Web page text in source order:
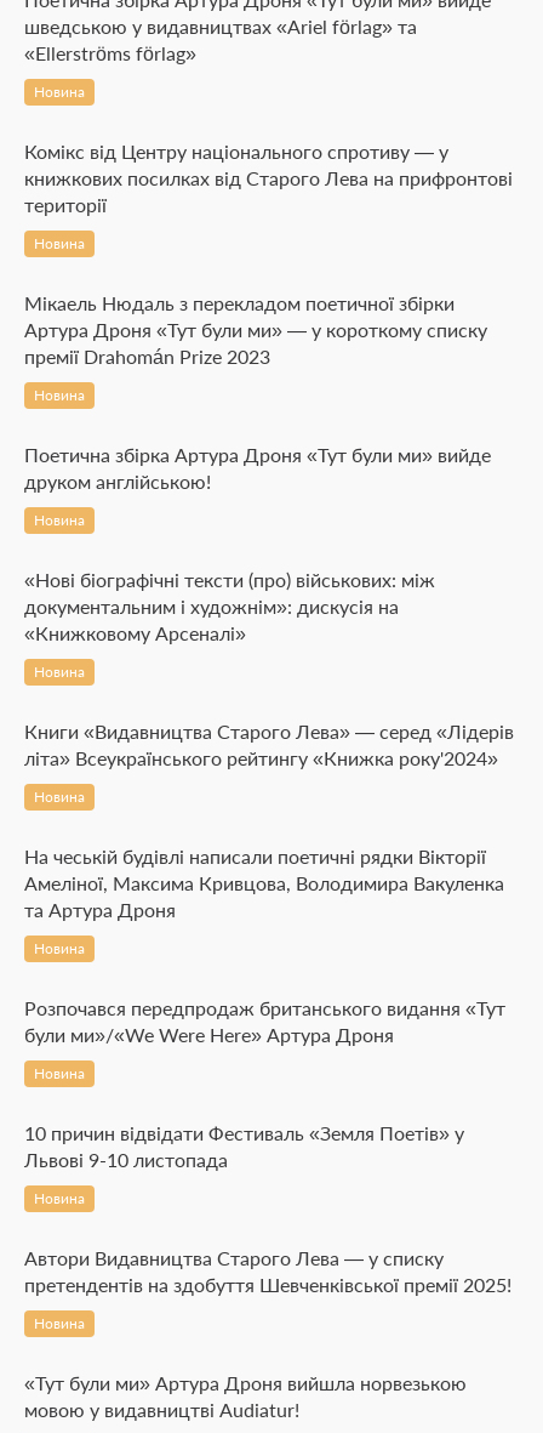
шведською у видавництвах «Ariel förlag» та
«Ellerströms förlag»
Новина
Комікс від Центру національного спротиву — у
книжкових посилках від Старого Лева на прифронтові
території
Новина
Мікаель Нюдаль з перекладом поетичної збірки
Артура Дроня «Тут були ми» — у короткому списку
премії Drahomán Prize 2023
Новина
Поетична збірка Артура Дроня «Тут були ми» вийде
друком англійською!
Новина
«Нові біографічні тексти (про) військових: між
документальним і художнім»: дискусія на
«Книжковому Арсеналі»
Новина
Книги «Видавництва Старого Лева» — серед «Лідерів
літа» Всеукраїнського рейтингу «Книжка року'2024»
Новина
На чеській будівлі написали поетичні рядки Вікторії
Амеліної, Максима Кривцова, Володимира Вакуленка
та Артура Дроня
Новина
Розпочався передпродаж британського видання «Тут
були ми»/«We Were Here» Артура Дроня
Новина
10 причин відвідати Фестиваль «Земля Поетів» у
Львові 9-10 листопада
Новина
Автори Видавництва Старого Лева — у списку
претендентів на здобуття Шевченківської премії 2025!
Новина
«Тут були ми» Артура Дроня вийшла норвезькою
мовою у видавництві Audiatur!